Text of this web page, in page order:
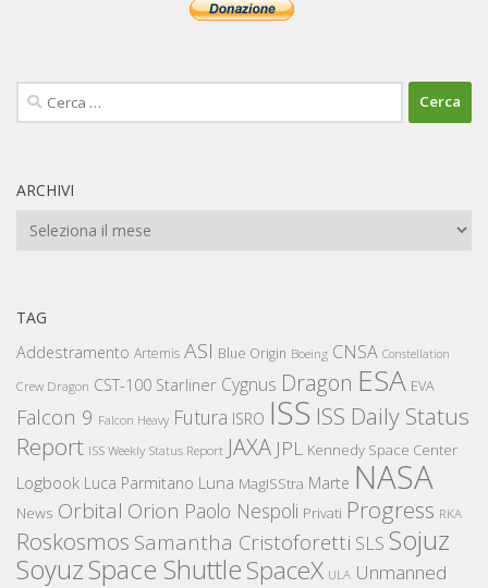
Ricerca
per:
ARCHIVI
Archivi
TAG
Addestramento Artemis ASI Blue Origin Boeing CNSA Constellation
Crew Dragon CST-100 Starliner Cygnus Dragon ESA EVA
Falcon 9 Falcon Heavy Futura ISRO ISS ISS Daily Status
Report ISS Weekly Status Report JAXA JPL Kennedy Space Center
Logbook Luca Parmitano Luna MagISStra Marte NASA
News Orbital Orion Paolo Nespoli Privati Progress RKA
Roskosmos Samantha Cristoforetti SLS Sojuz
SoyuzSpace ShuttleSpaceX ULA Unmanned